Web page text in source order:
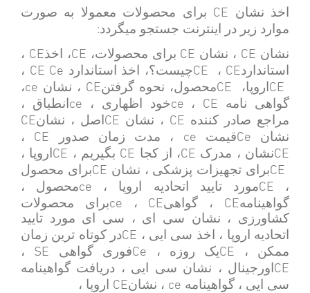
اخذ نشان CE برای محصولات معمولا به صورت
موارد زیر در اینترنت جستجو میگردد:
نشان CE ، نشان CE برای محصولات، CE، اخذCE ،
استانداردCE ، CEچیست؟، اخذ استاندارد CE Ce ،
CE اروپا، CEمحصول، نحوه گرفتنCE ، نشان ce،
گواهی نامه
CE ، ceخود اظهاری ، ce انطباق ،
مراجع صادر کننده CE ، نشان CE اصل ، نشانCE
نشان Ceقیمت ce ، مدت زمان صدور CE ،
CEنشان ، مدرک CE، از کجا CE بگیریم ، CE اروپا ،
CEبرای تجهیزات پزشکی ، نشان CEبرای محصول
، CEمورد تایید اتحادیه اروپا ، ceمحصول ،
گواهینامهCE ، گواهیCE ، ceبرای محصولات
کشاورزی ، نشان سی ای ، سی ای مورد تایید
اتحادیه اروپا ، اخذ سی ایی ، CEدر کوتاه ترین زمان
ممکن ، CEیک روزه ، Ceفوری گواهی SE ،
CE اورجینال ، نشان سی ایی ، دریافت گواهینامه
سی ایی ، گواهینامه ce ، نشانCE اروپا ،